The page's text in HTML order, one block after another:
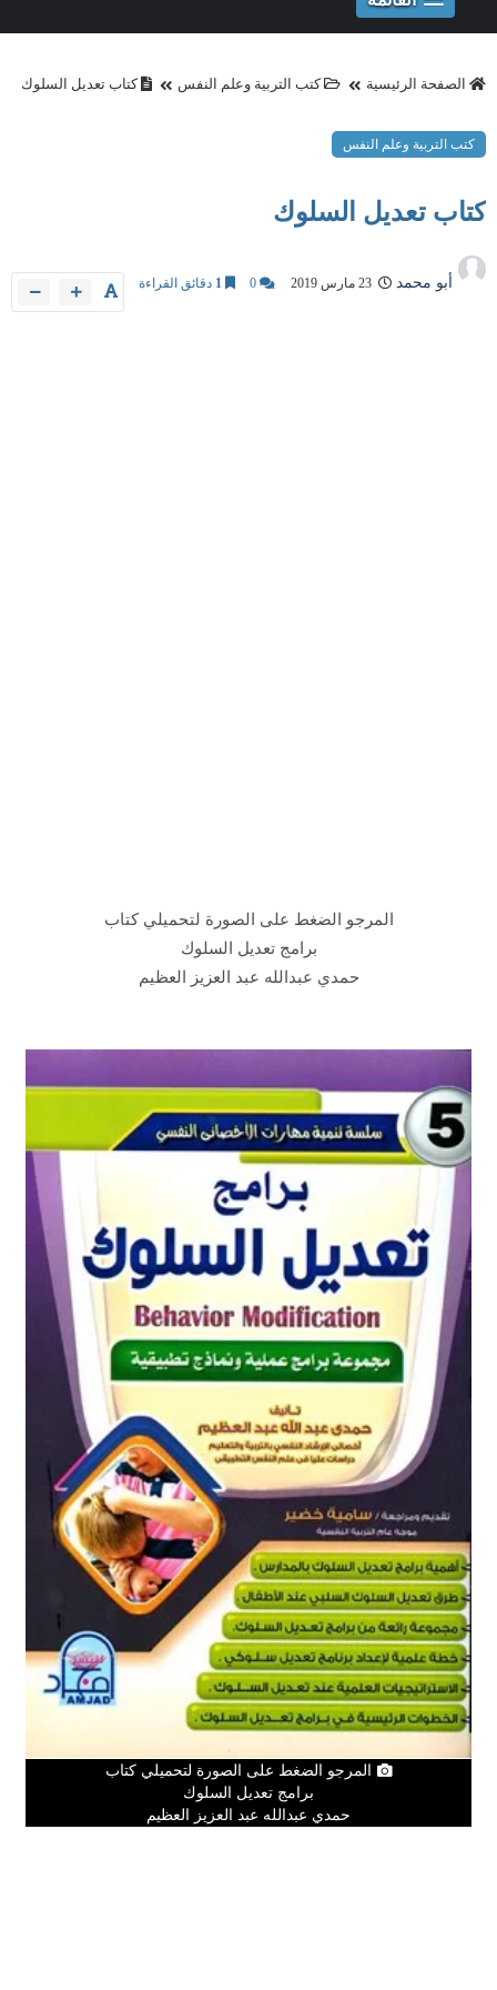
الصفحة الرئيسية كتب التربية وعلم النفس كتاب تعديل السلوك
كتب التربية وعلم النفس
كتاب تعديل السلوك
أبو محمد 0
1 دقائق القراءة
المرجو الضغط على الصورة لتحميلي كتاب
برامج تعديل السلوك
حمدي عبدالله عبد العزيز العظيم
المرجو الضغط على الصورة لتحميلي كتاب
برامج تعديل السلوك
حمدي عبدالله عبد العزيز العظيم